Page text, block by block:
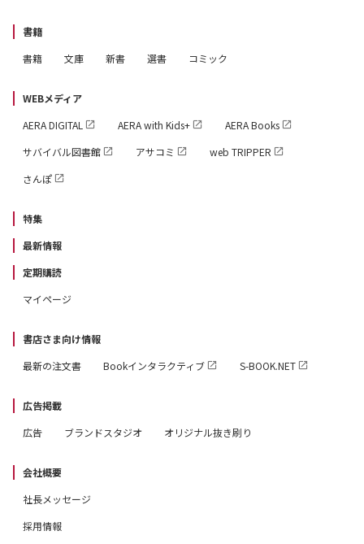
書籍
書籍
文庫 新書 選書 コミック
WEBメディア
AERA DIGITAL
AERA with Kids+
AERA Books
サバイバル図書館
アサコミ
web TRIPPER
さんぽ
特集
最新情報
定期購読
マイページ
書店さま向け情報
最新の注文書
Bookインタラクティブ S-BOOK.NET
広告掲載
広告
ブランドスタジオ オリジナル抜き刷り
会社概要
社長メッセージ
採用情報